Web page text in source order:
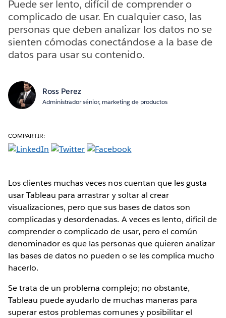
Puede ser lento, difícil de comprender o
complicado de usar. En cualquier caso, las
personas que deben analizar los datos no se
sienten cómodas conectándose a la base de
datos para usar su contenido.
Ross Perez
Administrador sénior, marketing de productos
COMPARTIR:
Los clientes muchas veces nos cuentan que les gusta
usar Tableau para arrastrar y soltar al crear
visualizaciones, pero que sus bases de datos son
complicadas y desordenadas. A veces es lento, difícil de
comprender o complicado de usar, pero el común
denominador es que las personas que quieren analizar
las bases de datos no pueden o se les complica mucho
hacerlo.
Se trata de un problema complejo; no obstante,
Tableau puede ayudarlo de muchas maneras para
superar estos problemas comunes y posibilitar el